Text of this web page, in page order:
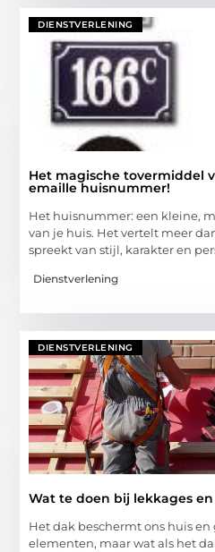
DIENSTVERLENING
Het magische tovermiddel
emaille huisnummer!
Het huisnummer: een kleine,
van je huis. Het vertelt meer
spreekt van stijl, karakter en
Dienstverlening
DIENSTVERLENING
Wat te doen bij lekkages
Het dak beschermt ons huis
elementen, maar wat als het